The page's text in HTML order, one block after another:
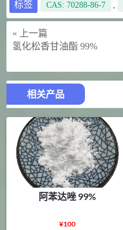
标签 CAS: 70288-86-7 ,
« 上一篇
氢化松香甘油酯 99%
相关产品
阿苯达唑 99%
¥100